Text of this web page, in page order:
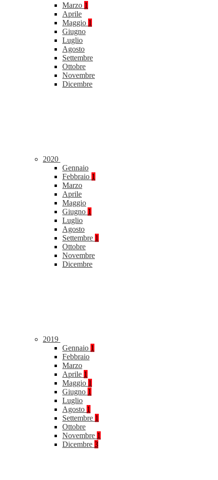
Marzo 1
Aprile
Maggio 1
Giugno
Luglio
Agosto
Settembre
Ottobre
Novembre
Dicembre
2020
Gennaio
Febbraio 1
Marzo
Aprile
Maggio
Giugno 1
Luglio
Agosto
Settembre 1
Ottobre
Novembre
Dicembre
2019
Gennaio 1
Febbraio
Marzo
Aprile 1
Maggio 1
Giugno 1
Luglio
Agosto 1
Settembre 1
Ottobre
Novembre 1
Dicembre 3